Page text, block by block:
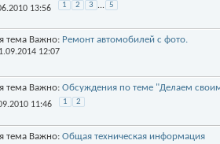
13:56 1 2 3 ... 5
Важно: Ремонт автомобилей с фото.
12:07
Важно: Обсуждения по теме "Делаем
11:46 1 2
Важно: Общая техническая информация